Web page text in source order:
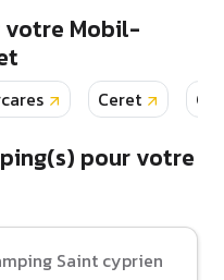
votre Mobil-
Ceret
pour votre